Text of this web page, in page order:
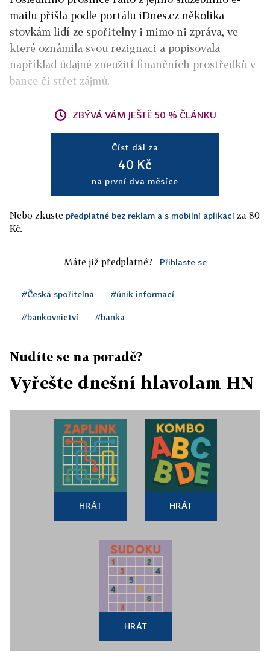
mailu přišla podle portálu iDnes.cz několika
stovkám lidí ze spořitelny i mimo ni zpráva, ve
které oznámila svou rezignaci a popisovala
například údajné zneužití finančních prostředků v
bance či střet zájmů.
ZBÝVÁ VÁM JEŠTĚ 50 % ČLÁNKU
Číst dál za
40 Kč
na první dva měsíce
Nebo zkuste předplatné bez reklam a s mobilní aplikací za 80
Kč.
Máte již předplatné? Přihlaste se
#Česká spořitelna #únik informací
#bankovnictví #banka
Nudíte se na poradě?
Vyřešte dnešní hlavolam HN
HRÁT HRÁT
HRÁT